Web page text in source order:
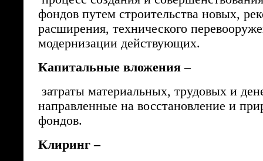
фондов путем строительства новых,
расширения, технического
модернизации действующих.
Капитальные вложения –
затраты материальных, трудовых и
направленные на восстановление и
фондов.
Клиринг –